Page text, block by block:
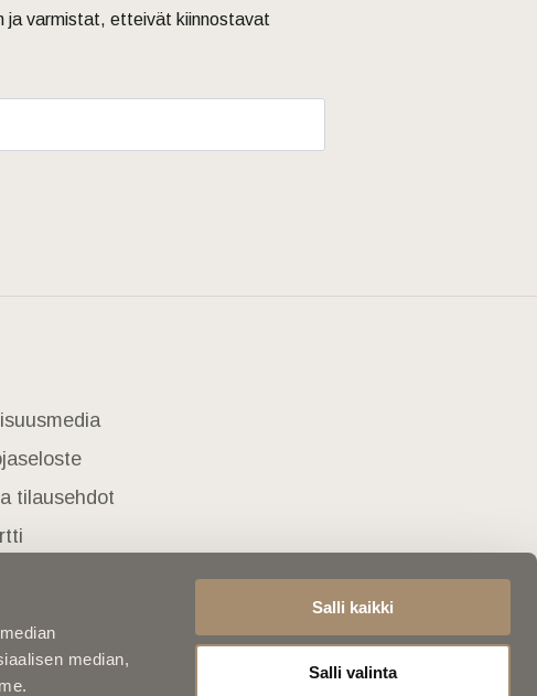
median,
Salli kaikki
Salli valinta
ja varmistat, etteivät kiinnostavat
tilausehdot